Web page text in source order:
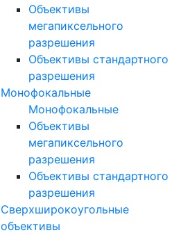
Объективы
мегапиксельного
разрешения
Объективы стандартного
разрешения
Монофокальные
Монофокальные
Объективы
мегапиксельного
разрешения
Объективы стандартного
разрешения
Сверхширокоугольные
объективы